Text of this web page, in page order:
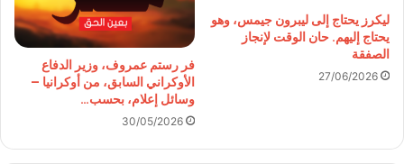
ليكرز يحتاج إلى ليبرون جيمس، وهو
يحتاج إليهم. حان الوقت لإنجاز
الصفقة
27/06/2026
فر رستم عمروف، وزير الدفاع
الأوكراني السابق، من أوكرانيا –
وسائل إعلام، بحسب…
30/05/2026